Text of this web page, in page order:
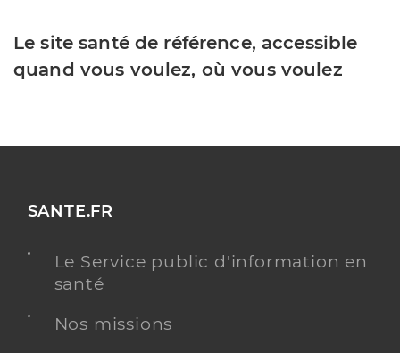
Le site santé de référence, accessible
quand vous voulez, où vous voulez
SANTE.FR
Le Service public d'information en
santé
Nos missions